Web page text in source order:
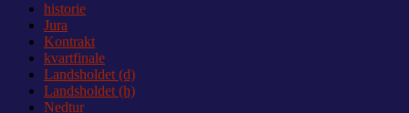
historie
Jura
Kontrakt
kvartfinale
Landsholdet (d)
Landsholdet (h)
Nedtur